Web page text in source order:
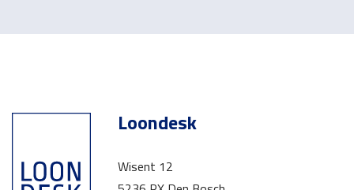
Loondesk
Wisent 12